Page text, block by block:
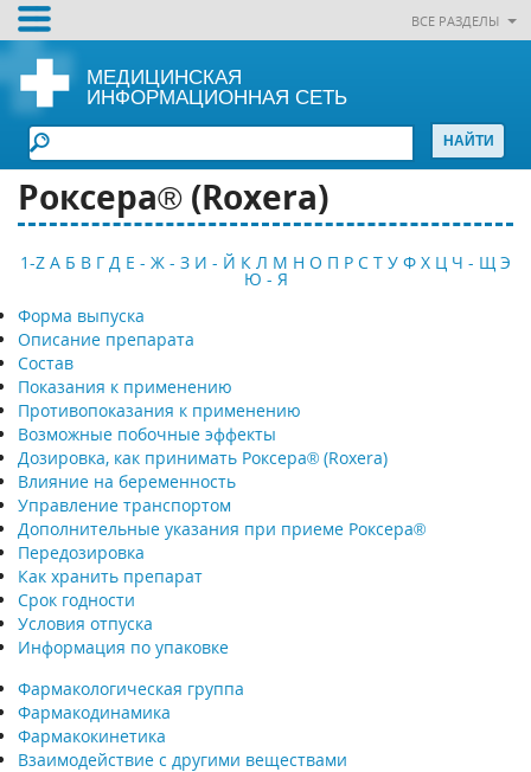
ВСЕ РАЗДЕЛЫ
МЕДИЦИНСКАЯ
ИНФОРМАЦИОННАЯ СЕТЬ
Роксера® (Roxera)
1-Z А Б В Г Д Е - Ж - З И - Й К Л М Н О П Р С Т У Ф Х Ц Ч - Щ Э
Ю - Я
Форма выпуска
Описание препарата
Состав
Показания к применению
Противопоказания к применению
Возможные побочные эффекты
Дозировка, как принимать Роксера® (Roxera)
Влияние на беременность
Управление транспортом
Дополнительные указания при приеме Роксера®
Передозировка
Как хранить препарат
Срок годности
Условия отпуска
Информация по упаковке
Фармакологическая группа
Фармакодинамика
Фармакокинетика
Взаимодействие с другими веществами